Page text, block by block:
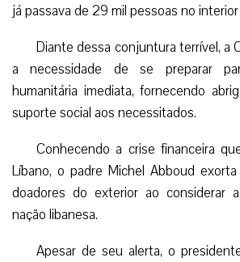
já passava de 29 mil pessoas no
Diante dessa conjuntura terrível, a
a necessidade de se preparar
humanitária imediata, fornecendo
suporte social aos necessitados.
Conhecendo a crise financeira
Líbano, o padre Michel Abboud
doadores do exterior ao considerar
nação libanesa.
Apesar de seu alerta, o